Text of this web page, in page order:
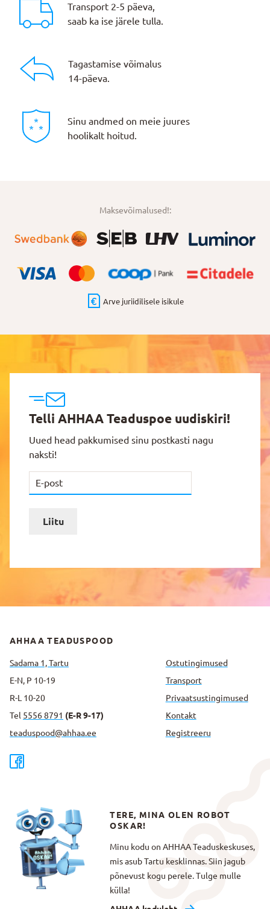
Transport 2-5 päeva,
saab ka ise järele tulla.
Tagastamise võimalus
14-päeva.
Sinu andmed on meie juures
hoolikalt hoitud.
Maksevõimalused!:
Arve juriidilisele isikule
Telli AHHAA Teaduspoe uudiskiri!
Uued head pakkumised sinu postkasti nagu
naksti!
Liitu
AHHAA TEADUSPOOD
Sadama 1, Tartu
E-N, P 10-19
R-L 10-20
Tel 5556 8791 (E-R 9-17)
teaduspood@ahhaa.ee
Ostutingimused
Transport
Privaatsus­tingimused
Kontakt
Registreeru
TERE, MINA OLEN ROBOT
OSKAR!
Minu kodu on AHHAA Teaduskeskuses,
mis asub Tartu kesklinnas. Siin jagub
põnevust kogu perele. Tulge mulle
külla!